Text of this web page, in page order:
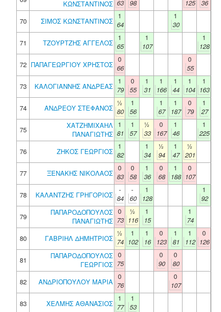
ΚΩΝΣΤΑΝΤΙΝΟΣ 63 98 125
36
70
ΣΙΜΟΣ ΚΩΝΣΤΑΝΤΙΝΟΣ
1
64
1
30
71
ΤΖΟΥΡΤZΗΣ ΑΓΓΕΛΟΣ
1
65
1
107
1
128
72 ΠΑΠΑΓΕΩΡΓΙΟΥ ΧΡΗΣΤΟΣ
0
66
0
55
73
ΚΑΛΟΓΙΑΝΝΗΣ ΑΝΔΡΕΑΣ
1
79
0
55
1
31
1
166
1
44
1
104
1
163
74
ΑΝΔΡΕΟΥ ΣΤΕΦΑΝΟΣ
½
80
1
56
1
67
1
187
0
79
1
27
75
ΧΑΤΖΗΜΙΧΑΗΛ
ΠΑΝΑΓΙΩΤΗΣ
1
81
1
57
½
33
0
167
1
46
1
225
76
ΖΗΚΟΣ ΓΕΩΡΓΙΟΣ
1
82
1
34
½
94
1
47
½
201
77
ΞΕΝΑΚΗΣ ΝΙΚΟΛΑΟΣ
0
83
0
58
1
36
0
68
1
188
0
107
78
ΚΑΛΑΝΤΖΗΣ ΓΡΗΓΟΡΙΟΣ
-
84
-
60
1
128
1
92
79
ΠΑΠΑΡΟΔΟΠΟΥΛΟΣ
ΠΑΝΑΓΙΩΤΗΣ
0
73
½
116
1
15
1
74
80
ΓΑΒΡΙΗΛ ΔΗΜΗΤΡΙΟΣ
½
74
1
102
1
16
0
123
1
81
1
112
0
126
81
ΠΑΠΑΡΟΔΟΠΟΥΛΟΣ
ΓΕΩΡΓΙΟΣ
0
75
0
90
0
80
82
ΑΝΔΡΙΟΠΟΥΛΟΥ ΜΑΡΙΑ
0
76
0
107
83
ΧΕΛΜΗΣ ΑΘΑΝΑΣΙΟΣ
1
77
1
53